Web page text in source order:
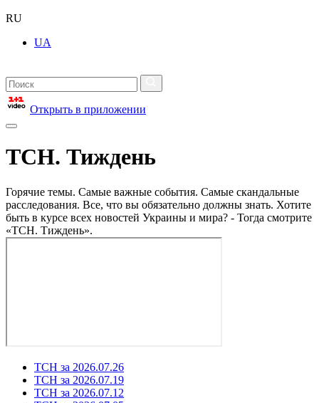
RU
UA
Открыть в приложении
ТСН. Тиждень
Горячие темы. Самые важные события. Самые скандальные
расследования. Все, что вы обязательно должны знать. Хотите
быть в курсе всех новостей Украины и мира? - Тогда смотрите
«ТСН. Тиждень».
ТСН за 2026.07.26
ТСН за 2026.07.19
ТСН за 2026.07.12